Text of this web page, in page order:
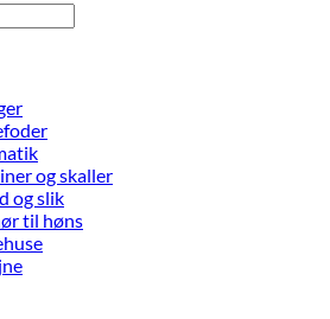
og skaller
og slik
til høns